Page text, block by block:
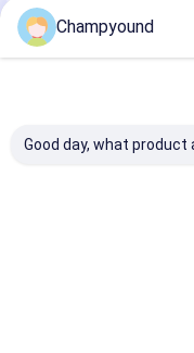
추천된 제품
Champyound
Good day, what product